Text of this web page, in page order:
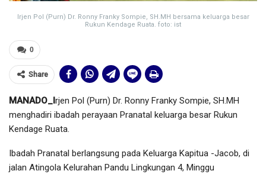
Irjen Pol (Purn) Dr. Ronny Franky Sompie, SH.MH bersama keluarga besar
Rukun Kendage Ruata. foto: ist
0
Share
MANADO_Irjen Pol (Purn) Dr. Ronny Franky Sompie, SH.MH
menghadiri ibadah perayaan Pranatal keluarga besar Rukun
Kendage Ruata.
Ibadah Pranatal berlangsung pada Keluarga Kapitua -Jacob, di
jalan Atingola Kelurahan Pandu Lingkungan 4, Minggu